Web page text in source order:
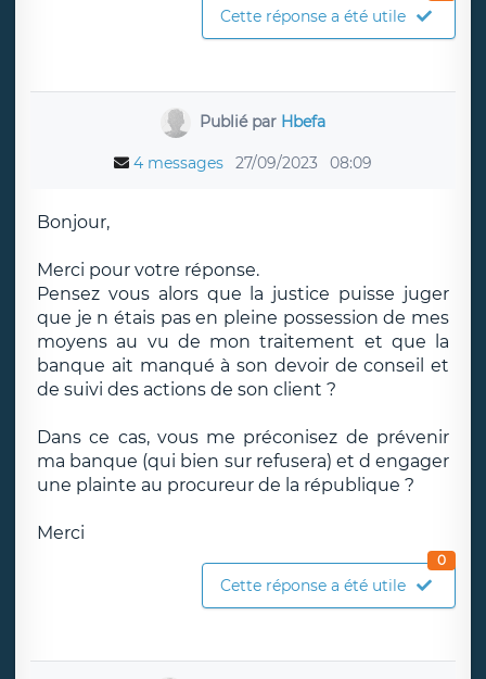
Cette réponse a été utile
Publié par Hbefa
4 messages 27/09/2023 08:09
Bonjour,
Merci pour votre réponse.
Pensez vous alors que la justice puisse juger
que je n étais pas en pleine possession de mes
moyens au vu de mon traitement et que la
banque ait manqué à son devoir de conseil et
de suivi des actions de son client ?
Dans ce cas, vous me préconisez de prévenir
ma banque (qui bien sur refusera) et d engager
une plainte au procureur de la république ?
Merci
Cette réponse a été utile
0